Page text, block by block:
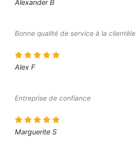
Alexander B
Bonne qualité de service à la clientèle
Alex F
Entreprise de confiance
Marguerite S